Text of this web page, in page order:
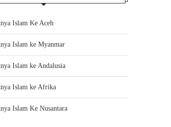
Islam Ke Aceh
Islam ke Myanmar
Islam ke Andalusia
Islam ke Afrika
Islam Ke Nusantara